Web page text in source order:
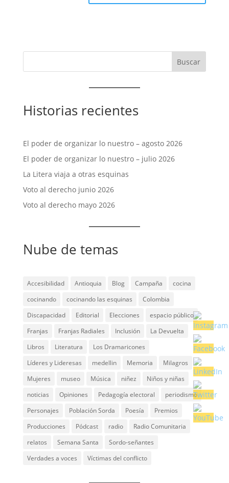
Historias recientes
El poder de organizar lo nuestro – agosto 2026
El poder de organizar lo nuestro – julio 2026
La Litera viaja a otras esquinas
Voto al derecho junio 2026
Voto al derecho mayo 2026
Nube de temas
Accesibilidad Antioquia Blog Campaña
cocina
cocinando
cocinando las esquinas
Colombia
Discapacidad
Editorial Elecciones
espacio público
Franjas
Franjas Radiales Inclusión
La Devuelta
Libros
Literatura
Los Dramaricones
Líderes y Lideresas
medellin Memoria
Milagros
Mujeres
museo Música niñez
Niños y niñas
noticias
Opiniones Pedagogía electoral
periodismo
Personajes
Población Sorda Poesía
Premios
Producciones
Pódcast radio
Radio Comunitaria
relatos
Semana Santa
Sordo-señantes
Verdades a voces
Víctimas del conflicto